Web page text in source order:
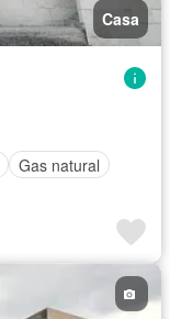
Casa
Gas natural